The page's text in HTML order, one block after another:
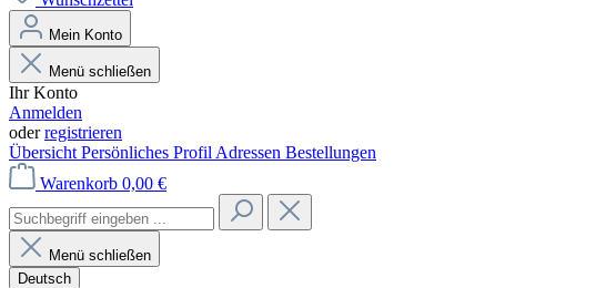
Mein Konto
Menü schließen
Ihr Konto
Anmelden
oderregistrieren
Übersicht Persönliches Profil Adressen Bestellungen
Warenkorb 0,00 €
Menü schließen
Deutsch